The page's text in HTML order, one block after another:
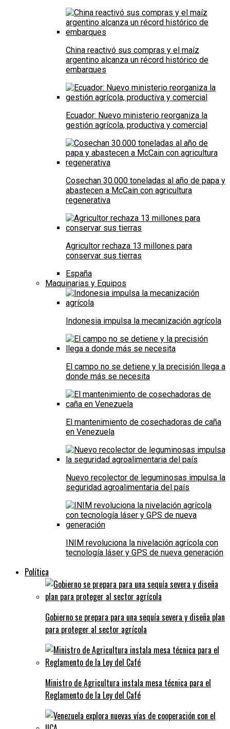
China reactivó sus compras y el maíz
argentino alcanza un récord histórico de
embarques
Ecuador: Nuevo ministerio reorganiza la
gestión agrícola, productiva y comercial
Cosechan 30.000 toneladas al año de papa y
abastecen a McCain con agricultura
regenerativa
Agricultor rechaza 13 millones para
conservar sus tierras
España
Maquinarias y Equipos
Indonesia impulsa la mecanización agrícola
El campo no se detiene y la precisión llega a
donde más se necesita
El mantenimiento de cosechadoras de caña
en Venezuela
Nuevo recolector de leguminosas impulsa la
seguridad agroalimentaria del país
INIM revoluciona la nivelación agrícola con
tecnología láser y GPS de nueva generación
Política
Gobierno se prepara para una sequía severa y diseña plan
para proteger al sector agrícola
Ministro de Agricultura instala mesa técnica para el
Reglamento de la Ley del Café